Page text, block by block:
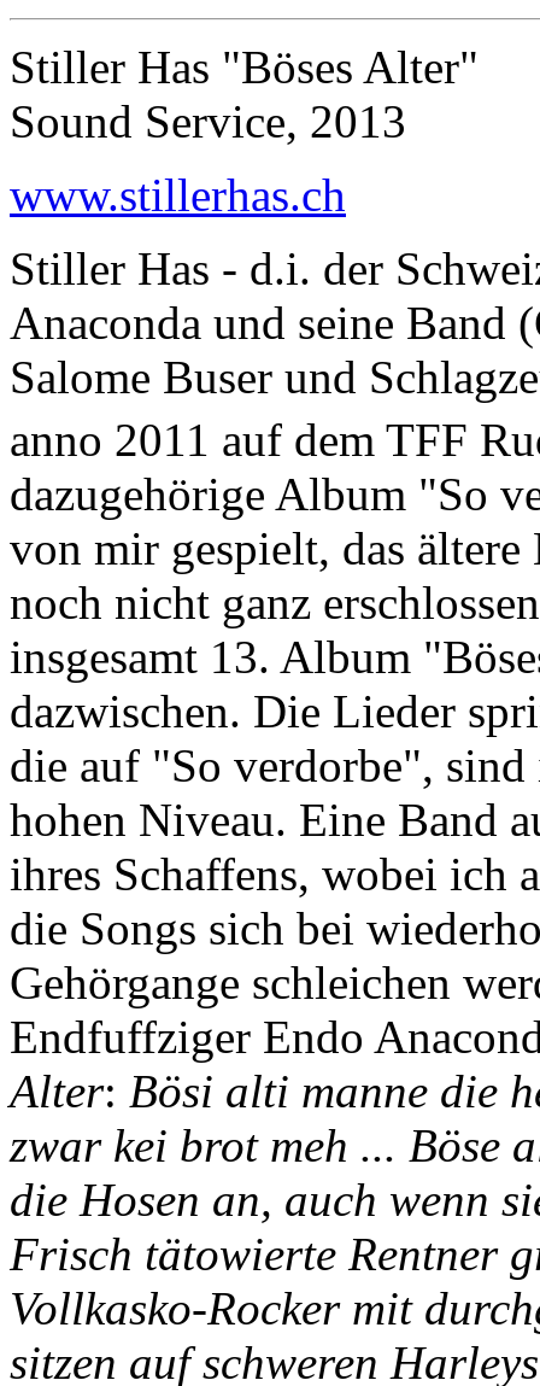
Stiller Has "Böses Alter"
Sound Service, 2013
www.stillerhas.ch
Stiller Has - d.i. der
Anaconda und seine Band
Salome Buser und
anno 2011 auf dem TFF
dazugehörige Album "So
von mir gespielt, das
noch nicht ganz
insgesamt 13. Album
dazwischen. Die Lieder
die auf "So verdorbe", sind
hohen Niveau. Eine Band
ihres Schaffens, wobei ich
die Songs sich bei
Gehörgange schleichen
Endfuffziger Endo
Alter: Bösi alti manne die
zwar kei brot meh ... Böse
die Hosen an, auch wenn
Frisch tätowierte Rentner
Vollkasko-Rocker mit
sitzen auf schweren